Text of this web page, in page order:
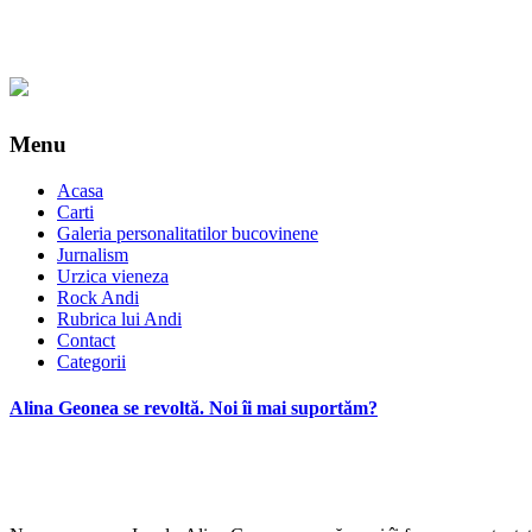
Menu
Acasa
Carti
Galeria personalitatilor bucovinene
Jurnalism
Urzica vieneza
Rock Andi
Rubrica lui Andi
Contact
Categorii
Alina Geonea se revoltă. Noi îi mai suportăm?